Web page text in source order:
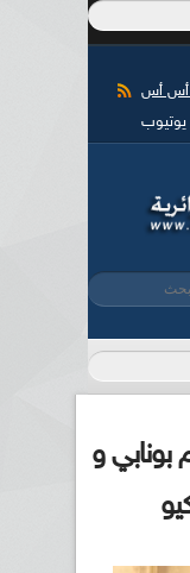
أس أس
يوتيوب
البحث
بونابي و